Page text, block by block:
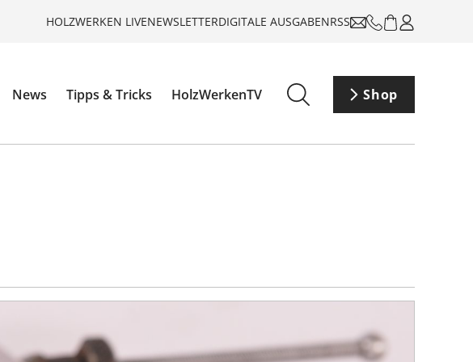
HOLZWERKEN LIVENEWSLETTERDIGITALE AUSGABENRSS
News Tipps & Tricks HolzWerkenTV Shop